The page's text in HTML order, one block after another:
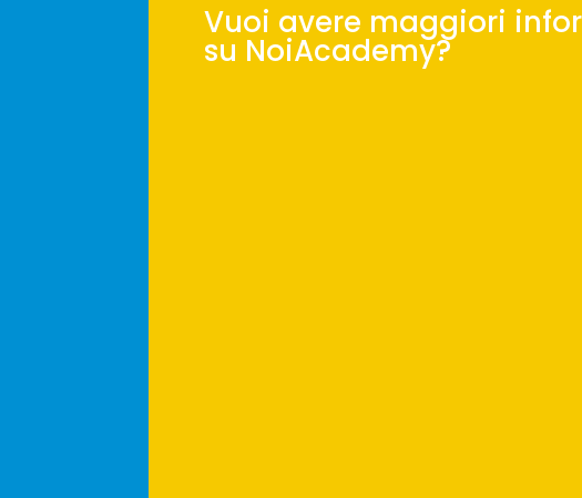
Vuoi avere maggiori
su NoiAcademy?